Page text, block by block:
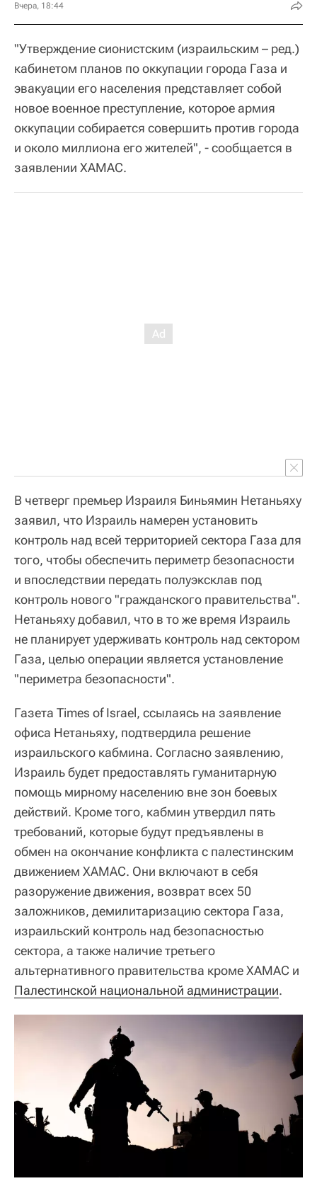
Вчера, 18:44
"Утверждение сионистским (израильским – ред.)
кабинетом планов по оккупации города Газа и
эвакуации его населения представляет собой
новое военное преступление, которое армия
оккупации собирается совершить против города
и около миллиона его жителей", - сообщается в
заявлении ХАМАС.
В четверг премьер Израиля Биньямин Нетаньяху
заявил, что Израиль намерен установить
контроль над всей территорией сектора Газа для
того, чтобы обеспечить периметр безопасности
и впоследствии передать полуэксклав под
контроль нового "гражданского правительства".
Нетаньяху добавил, что в то же время Израиль
не планирует удерживать контроль над сектором
Газа, целью операции является установление
"периметра безопасности".
Газета Times of Israel, ссылаясь на заявление
офиса Нетаньяху, подтвердила решение
израильского кабмина. Согласно заявлению,
Израиль будет предоставлять гуманитарную
помощь мирному населению вне зон боевых
действий. Кроме того, кабмин утвердил пять
требований, которые будут предъявлены в
обмен на окончание конфликта с палестинским
движением ХАМАС. Они включают в себя
разоружение движения, возврат всех 50
заложников, демилитаризацию сектора Газа,
израильский контроль над безопасностью
сектора, а также наличие третьего
альтернативного правительства кроме ХАМАС и
Палестинской национальной администрации.